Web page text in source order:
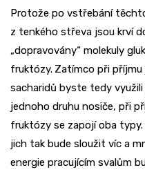
Protože po vstřebání
z tenkého střeva jsou krví
„dopravovány“ molekuly
fruktózy. Zatímco při
sacharidů byste tedy
jednoho druhu nosiče, při
fruktózy se zapojí oba
jich tak bude sloužit víc a
energie pracujícím svalům